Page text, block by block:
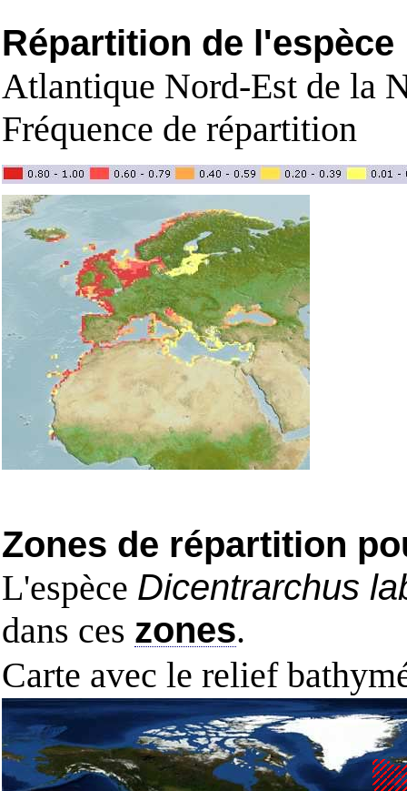
Répartition de l'espèce
Atlantique Nord-Est de la
Fréquence de répartition
Zones de répartition
L'espèce Dicentrarchus
dans ces zones.
Carte avec le relief